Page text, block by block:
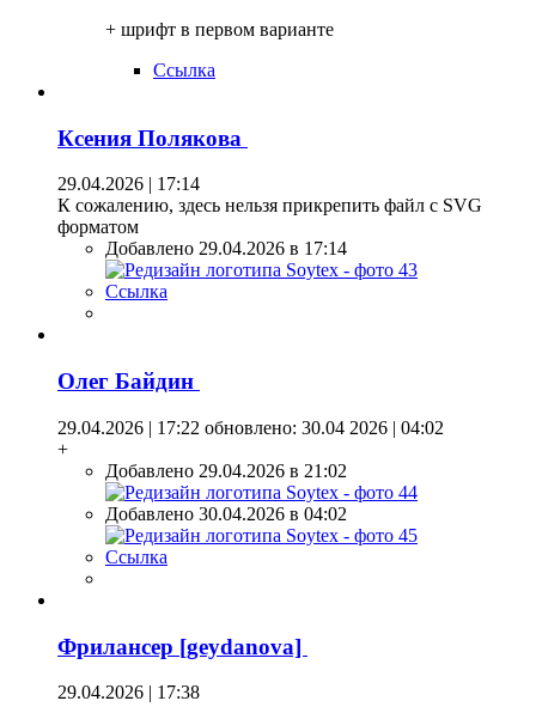
+ шрифт в первом варианте
Ссылка
Ксения Полякова
29.04.2026 | 17:14
К сожалению, здесь нельзя прикрепить файл с SVG
форматом
Добавлено 29.04.2026 в 17:14
Ссылка
Олег Байдин
29.04.2026 | 17:22 обновлено: 30.04 2026 | 04:02
+
Добавлено 29.04.2026 в 21:02
Добавлено 30.04.2026 в 04:02
Ссылка
Фрилансер [geydanova]
29.04.2026 | 17:38